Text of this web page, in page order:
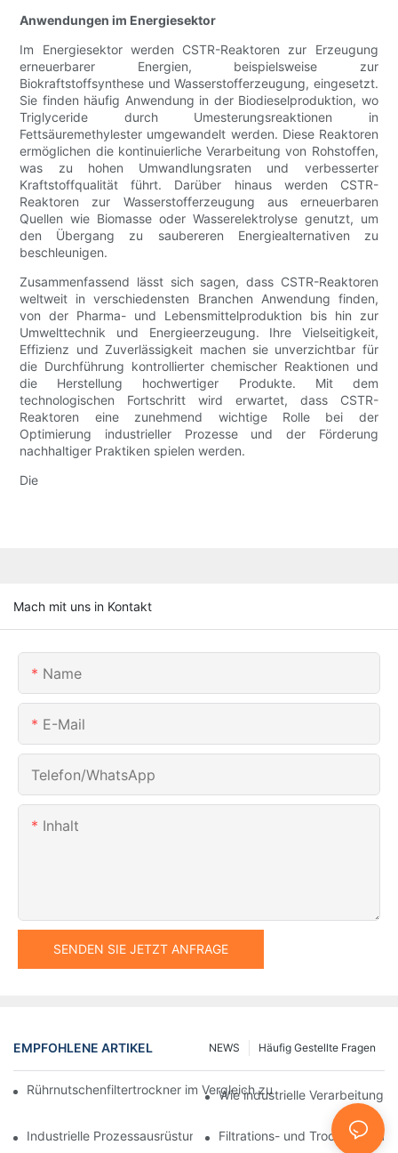
Anwendungen im Energiesektor
Im Energiesektor werden CSTR-Reaktoren zur Erzeugung
erneuerbarer Energien, beispielsweise zur
Biokraftstoffsynthese und Wasserstofferzeugung, eingesetzt.
Sie finden häufig Anwendung in der Biodieselproduktion, wo
Triglyceride durch Umesterungsreaktionen in
Fettsäuremethylester umgewandelt werden. Diese Reaktoren
ermöglichen die kontinuierliche Verarbeitung von Rohstoffen,
was zu hohen Umwandlungsraten und verbesserter
Kraftstoffqualität führt. Darüber hinaus werden CSTR-
Reaktoren zur Wasserstofferzeugung aus erneuerbaren
Quellen wie Biomasse oder Wasserelektrolyse genutzt, um
den Übergang zu saubereren Energiealternativen zu
beschleunigen.
Zusammenfassend lässt sich sagen, dass CSTR-Reaktoren
weltweit in verschiedensten Branchen Anwendung finden,
von der Pharma- und Lebensmittelproduktion bis hin zur
Umwelttechnik und Energieerzeugung. Ihre Vielseitigkeit,
Effizienz und Zuverlässigkeit machen sie unverzichtbar für
die Durchführung kontrollierter chemischer Reaktionen und
die Herstellung hochwertiger Produkte. Mit dem
technologischen Fortschritt wird erwartet, dass CSTR-
Reaktoren eine zunehmend wichtige Rolle bei der
Optimierung industrieller Prozesse und der Förderung
nachhaltiger Praktiken spielen werden.
Die
Mach mit uns in Kontakt
Name
E-Mail
Telefon/WhatsApp
Inhalt
SENDEN SIE JETZT ANFRAGE
EMPFOHLENE ARTIKEL Häufig Gestellte Fragen
NEWS
Rührnutschenfiltertrockner im Vergleich zu anderen
Wie industrielle
Industrielle Prozessausrüstung: Innovationen, die die Zukunft
Filtrations- und